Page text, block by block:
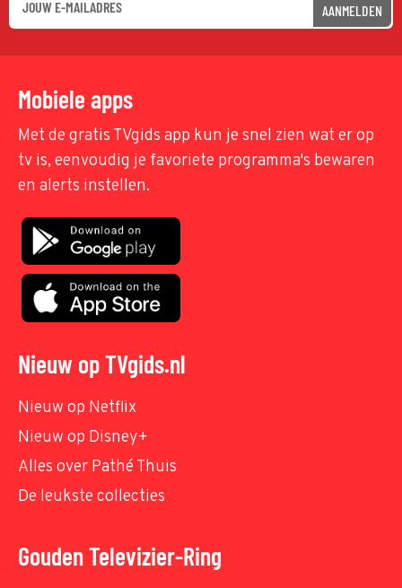
AANMELDEN
Mobiele apps
Met de gratis TVgids app kun je snel zien wat er op
tv is, eenvoudig je favoriete programma's bewaren
en alerts instellen.
Nieuw op TVgids.nl
Nieuw op Netflix
Nieuw op Disney+
Alles over Pathé Thuis
De leukste collecties
Gouden Televizier-Ring